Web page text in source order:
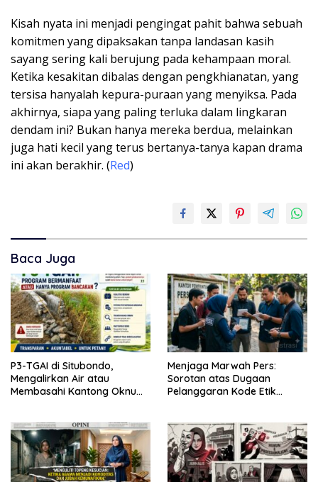
Kisah nyata ini menjadi pengingat pahit bahwa sebuah
komitmen yang dipaksakan tanpa landasan kasih
sayang sering kali berujung pada kehampaan moral.
Ketika kesakitan dibalas dengan pengkhianatan, yang
tersisa hanyalah kepura-puraan yang menyiksa. Pada
akhirnya, siapa yang paling terluka dalam lingkaran
dendam ini? Bukan hanya mereka berdua, melainkan
juga hati kecil yang terus bertanya-tanya kapan drama
ini akan berakhir. (Red)
Baca Juga
P3-TGAI di Situbondo,
Mengalirkan Air atau
Membasahi Kantong Oknum
Menjaga Marwah Pers:
Sorotan atas Dugaan
Pelanggaran Kode Etik